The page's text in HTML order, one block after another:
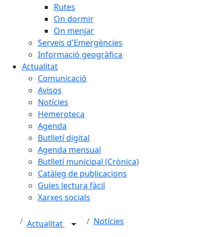
Rutes
On dormir
On menjar
Serveis d'Emergències
Informació geogràfica
Actualitat
Comunicació
Avisos
Notícies
Hemeroteca
Agenda
Butlletí digital
Agenda mensual
Butlletí municipal (Crònica)
Catàleg de publicacions
Guies lectura fàcil
Xarxes socials
Actualitat Notícies